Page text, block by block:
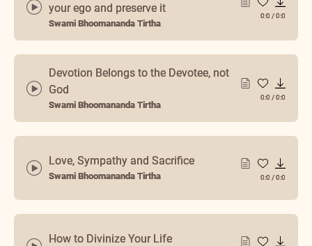
your ego and preserve it
Swami Bhoomananda Tirtha
0:0 /0:0
Devotion Belongs to the Devotee, not
God
Swami Bhoomananda Tirtha
0:0 /0:0
Love, Sympathy and Sacrifice
Swami Bhoomananda Tirtha 0:0 /0:0
How to Divinize Your Life